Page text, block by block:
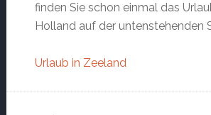
finden Sie schon einmal das
Holland auf der untenstehenden
Urlaub in Zeeland